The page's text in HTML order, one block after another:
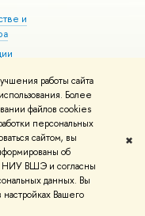
работы сайта
Более
файлов cookies
персональных
сайтом, вы
об
НИУ ВШЭ и согласны
данных. Вы
Вашего
✖
и
Условия использования
Карта сайта
вШколе дизайна НИУ ВШЭ